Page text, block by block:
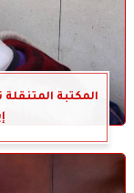
المكتبة